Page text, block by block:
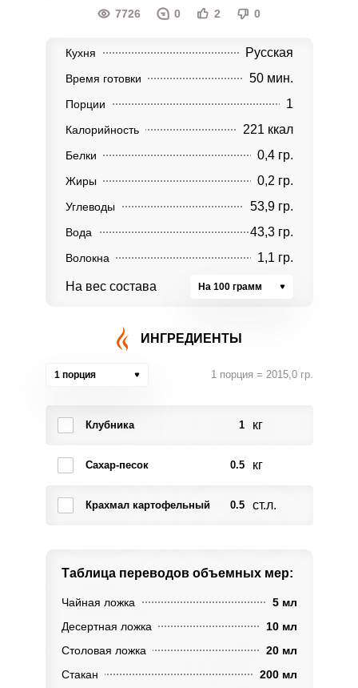
7726 0 2 0
Кухня Русская
Время готовки 50 мин.
Порции 1
Калорийность 221 ккал
Белки 0,4 гр.
Жиры 0,2 гр.
Углеводы 53,9 гр.
Вода 43,3 гр.
Волокна 1,1 гр.
На вес состава На 100 грамм
ИНГРЕДИЕНТЫ
1 порция 1 порция = 2015,0 гр.
Клубника 1 кг
Сахар-песок 0.5 кг
Крахмал картофельный 0.5 ст.л.
Таблица переводов объемных мер:
Чайная ложка
5 мл
Десертная ложка
10 мл
Столовая ложка
20 мл
Стакан
200 мл